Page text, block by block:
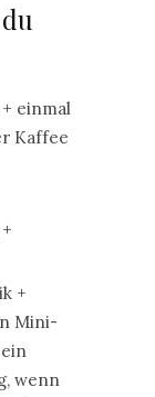
einmal
Kaffee
+
Mini-
wenn